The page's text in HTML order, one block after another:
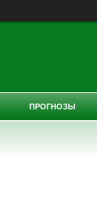
ПРОГНОЗЫ